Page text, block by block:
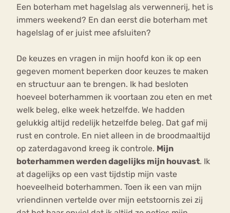
Een boterham met hagelslag als verwennerij, het is
immers weekend? En dan eerst die boterham met
hagelslag of er juist mee afsluiten?
De keuzes en vragen in mijn hoofd kon ik op een
gegeven moment beperken door keuzes te maken
en structuur aan te brengen. Ik had besloten
hoeveel boterhammen ik voortaan zou eten en met
welk beleg, elke week hetzelfde. We hadden
gelukkig altijd redelijk hetzelfde beleg. Dat gaf mij
rust en controle. En niet alleen in de broodmaaltijd
op zaterdagavond kreeg ik controle. Mijn
boterhammen werden dagelijks mijn houvast. Ik
at dagelijks op een vast tijdstip mijn vaste
hoeveelheid boterhammen. Toen ik een van mijn
vriendinnen vertelde over mijn eetstoornis zei zij